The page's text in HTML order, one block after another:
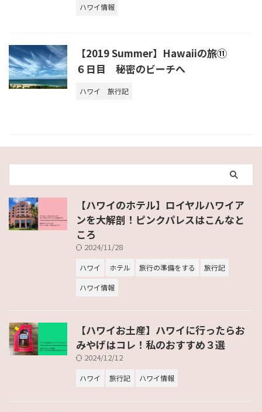
ハワイ情報
【2019 Summer】Hawaiiの旅⑪
６日目 秘密のビーチへ
ハワイ 旅行記
【ハワイのホテル】ロイヤルハワイア
ンを大解剖！ピンクパレスはこんなと
ころ
2024/11/28
ハワイ ホテル 旅行の準備をする
旅行記
ハワイ情報
【ハワイお土産】ハワイに行ったらお
みやげはコレ！私のおすすめ３選
2024/12/12
ハワイ 旅行記 ハワイ情報